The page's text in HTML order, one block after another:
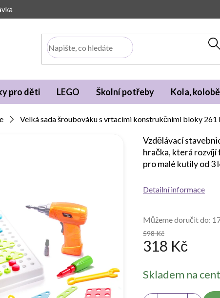
pro děti LEGO Školní potřeby Kola,
Velká sada šroubováku s vrtacími konstrukčními bloky 261
598 Kč
318 Kč
cena:
Skladem na
Můžeme doručit do:
Vzdělávací
hračka, která rozvíjí
pro malé kutily od 3
Detailní informace